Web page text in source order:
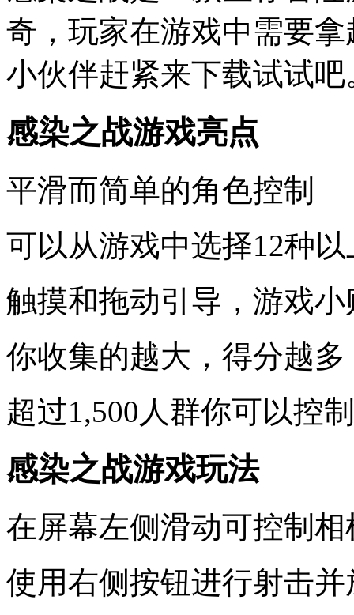
奇，玩家在游戏中需要
小伙伴赶紧来下载试试吧
感染之战游戏亮点
平滑而简单的角色控制
可以从游戏中选择12种
触摸和拖动引导，游戏小
你收集的越大，得分越多
超过1,500人群你可以控制
感染之战游戏玩法
在屏幕左侧滑动可控制相
使用右侧按钮进行射击